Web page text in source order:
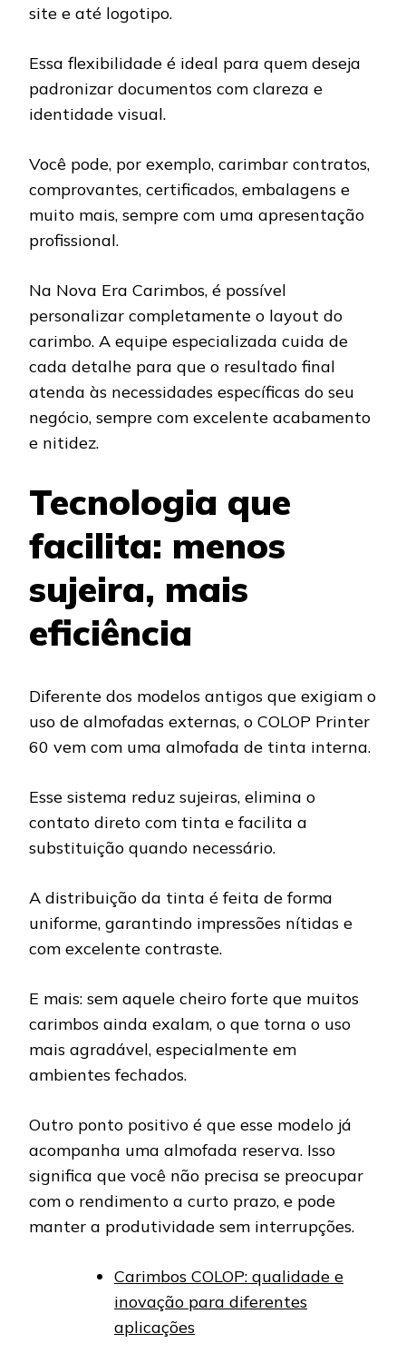
site e até logotipo.
Essa flexibilidade é ideal para quem deseja
padronizar documentos com clareza e
identidade visual.
Você pode, por exemplo, carimbar contratos,
comprovantes, certificados, embalagens e
muito mais, sempre com uma apresentação
profissional.
Na Nova Era Carimbos, é possível
personalizar completamente o layout do
carimbo. A equipe especializada cuida de
cada detalhe para que o resultado final
atenda às necessidades específicas do seu
negócio, sempre com excelente acabamento
e nitidez.
Tecnologia que
facilita: menos
sujeira, mais
eficiência
Diferente dos modelos antigos que exigiam o
uso de almofadas externas, o COLOP Printer
60 vem com uma almofada de tinta interna.
Esse sistema reduz sujeiras, elimina o
contato direto com tinta e facilita a
substituição quando necessário.
A distribuição da tinta é feita de forma
uniforme, garantindo impressões nítidas e
com excelente contraste.
E mais: sem aquele cheiro forte que muitos
carimbos ainda exalam, o que torna o uso
mais agradável, especialmente em
ambientes fechados.
Outro ponto positivo é que esse modelo já
acompanha uma almofada reserva. Isso
significa que você não precisa se preocupar
com o rendimento a curto prazo, e pode
manter a produtividade sem interrupções.
Carimbos COLOP: qualidade e
inovação para diferentes
aplicações